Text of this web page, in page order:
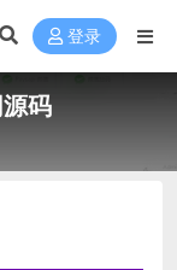
登录
码